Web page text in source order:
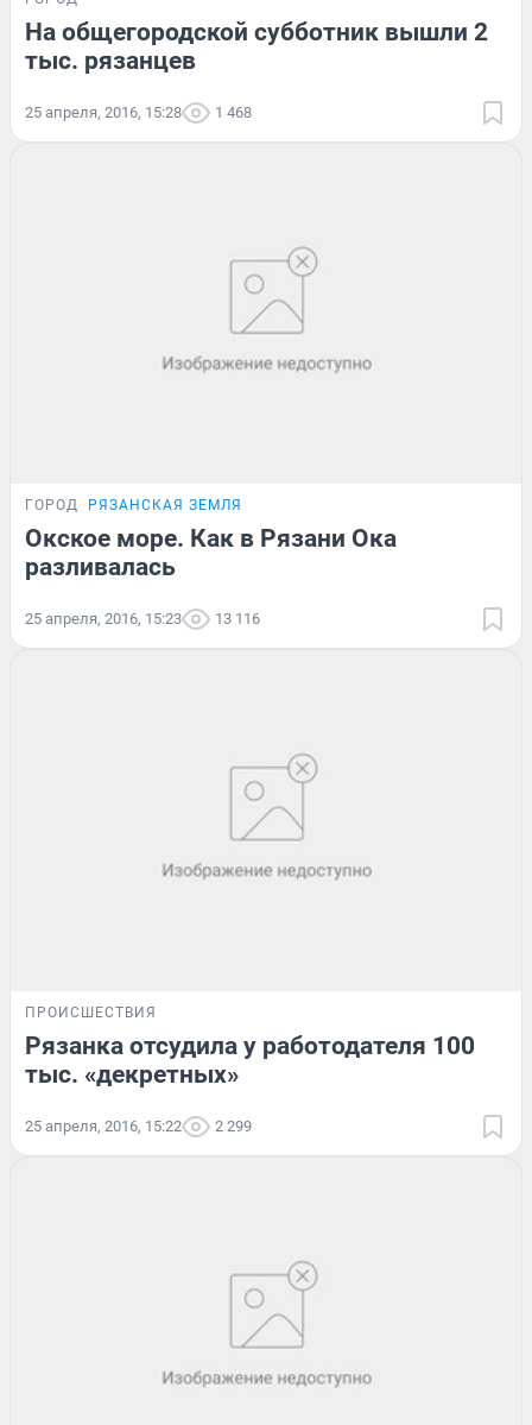
На общегородской субботник вышли 2
тыс. рязанцев
25 апреля, 2016, 15:28 1 468
ГОРОД РЯЗАНСКАЯ ЗЕМЛЯ
Окское море. Как в Рязани Ока
разливалась
25 апреля, 2016, 15:23 13 116
ПРОИСШЕСТВИЯ
Рязанка отсудила у работодателя 100
тыс. «декретных»
25 апреля, 2016, 15:22 2 299